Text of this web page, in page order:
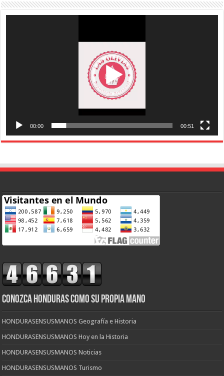
00:00 00:51
CONOZCA HONDURAS COMO SU PROPIA MANO
HONDURASENSUSMANOS Geografía e Historia
HONDURASENSUSMANOS Hoy en la Historia
HONDURASENSUSMANOS Noticias
HONDURASENSUSMANOS Turismo